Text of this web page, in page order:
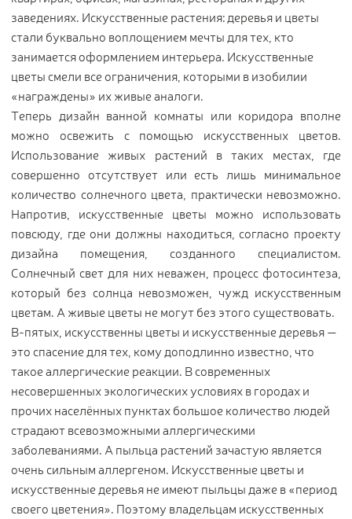
заведениях. Искусственные растения: деревья и цветы
стали буквально воплощением мечты для тех, кто
занимается оформлением интерьера. Искусственные
цветы смели все ограничения, которыми в изобилии
«награждены» их живые аналоги.
Теперь дизайн ванной комнаты или коридора вполне
можно освежить с помощью искусственных цветов.
Использование живых растений в таких местах, где
совершенно отсутствует или есть лишь минимальное
количество солнечного цвета, практически невозможно.
Напротив, искусственные цветы можно использовать
повсюду, где они должны находиться, согласно проекту
дизайна помещения, созданного специалистом.
Солнечный свет для них неважен, процесс фотосинтеза,
который без солнца невозможен, чужд искусственным
цветам. А живые цветы не могут без этого существовать.
В-пятых, искусственны цветы и искусственные деревья —
это спасение для тех, кому доподлинно известно, что
такое аллергические реакции. В современных
несовершенных экологических условиях в городах и
прочих населённых пунктах большое количество людей
страдают всевозможными аллергическими
заболеваниями. А пыльца растений зачастую является
очень сильным аллергеном. Искусственные цветы и
искусственные деревья не имеют пыльцы даже в «период
своего цветения». Поэтому владельцам искусственных